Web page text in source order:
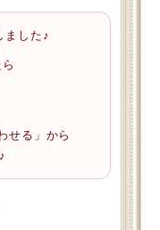
ました♪
せる」から